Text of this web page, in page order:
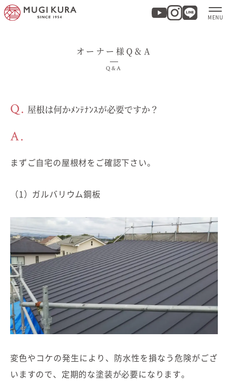
モデルハウス
商品紹介
むぎくらについて
ニュース ブログ
イベント
資料請求
オーナー様Q＆A
Q&A
Q. 屋根は何かﾒﾝﾃﾅﾝｽが必要ですか？
A.
まずご自宅の屋根材をご確認下さい。
（1）ガルバリウム鋼板
変色やコケの発生により、防水性を損なう危険がござ
いますので、定期的な塗装が必要になります。